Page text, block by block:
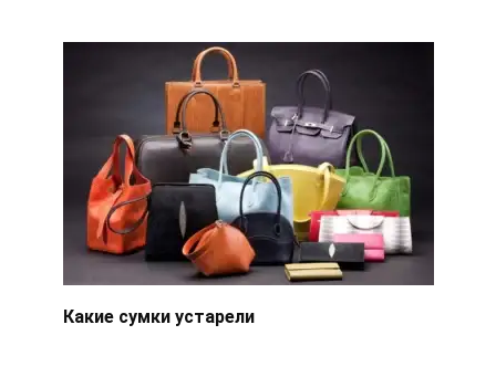
Какие сумки устарели